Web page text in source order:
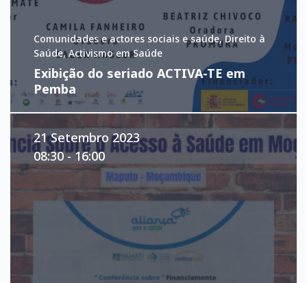
Comunidades e actores sociais e saúde, Direito à
Saúde, Activismo em Saúde
Exibição do seriado ACTIVA-TE em
Pemba
21 Setembro 2023
08:30 - 16:00